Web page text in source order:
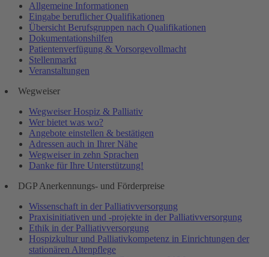
Allgemeine Informationen
Eingabe beruflicher Qualifikationen
Übersicht Berufsgruppen nach Qualifikationen
Dokumentationshilfen
Patientenverfügung & Vorsorgevollmacht
Stellenmarkt
Veranstaltungen
Wegweiser
Wegweiser Hospiz & Palliativ
Wer bietet was wo?
Angebote einstellen & bestätigen
Adressen auch in Ihrer Nähe
Wegweiser in zehn Sprachen
Danke für Ihre Unterstützung!
DGP Anerkennungs- und Förderpreise
Wissenschaft in der Palliativversorgung
Praxisinitiativen und -projekte in der Palliativversorgung
Ethik in der Palliativversorgung
Hospizkultur und Palliativkompetenz in Einrichtungen der
stationären Altenpflege